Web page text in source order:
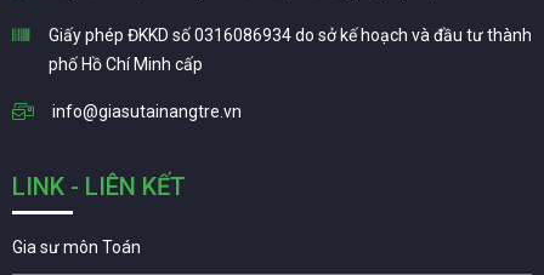
Giấy phép ĐKKD số 0316086934 do sở kế hoạch và đầu tư thành
phố Hồ Chí Minh cấp
info@giasutainangtre.vn
LINK - LIÊN KẾT
Gia sư môn Toán